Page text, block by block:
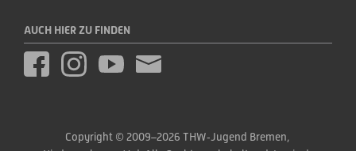
AUCH HIER ZU FINDEN
Copyright © 2009–2026 THW‑Jugend Bremen,